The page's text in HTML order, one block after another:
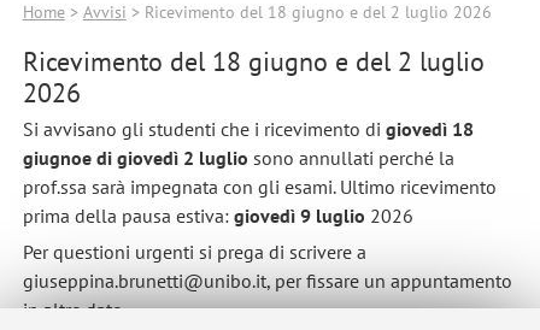
Home> Avvisi > Ricevimento del 18 giugno e del 2 luglio 2026
Ricevimento del 18 giugno e del 2 luglio
2026
Si avvisano gli studenti che i ricevimento di giovedì 18
giugnoe di giovedì 2 luglio sono annullati perché la
prof.ssa sarà impegnata con gli esami. Ultimo ricevimento
prima della pausa estiva: giovedì 9 luglio 2026
Per questioni urgenti si prega di scrivere a
giuseppina.brunetti@unibo.it, per fissare un appuntamento
in altre date.